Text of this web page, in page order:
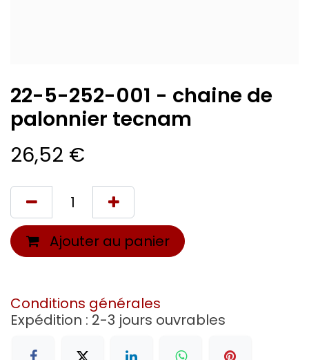
22-5-252-001 - chaine de
palonnier tecnam
26,52 €
Ajouter au panier
Conditions générales
Expédition : 2-3 jours ouvrables